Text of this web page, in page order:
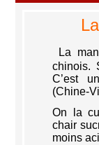
La
chinois.
C’est
(Chine-
On la
chair
moins